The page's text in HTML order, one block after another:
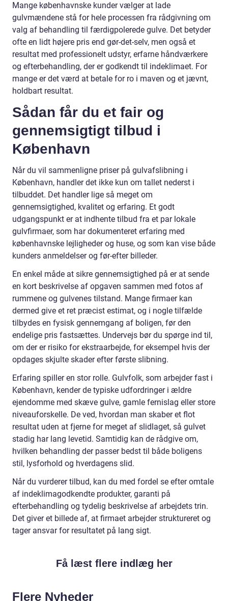
Mange københavnske kunder vælger at lade
gulvmændene stå for hele processen fra rådgivning om
valg af behandling til færdigpolerede gulve. Det betyder
ofte en lidt højere pris end gør-det-selv, men også et
resultat med professionelt udstyr, erfarne håndværkere
og efterbehandling, der er godkendt til indeklimaet. For
mange er det værd at betale for ro i maven og et jævnt,
holdbart resultat.
Sådan får du et fair og
gennemsigtigt tilbud i
København
Når du vil sammenligne priser på gulvafslibning i
København, handler det ikke kun om tallet nederst i
tilbuddet. Det handler lige så meget om
gennemsigtighed, kvalitet og erfaring. Et godt
udgangspunkt er at indhente tilbud fra et par lokale
gulvfirmaer, som har dokumenteret erfaring med
københavnske lejligheder og huse, og som kan vise både
kunders anmeldelser og før-efter billeder.
En enkel måde at sikre gennemsigtighed på er at sende
en kort beskrivelse af opgaven sammen med fotos af
rummene og gulvenes tilstand. Mange firmaer kan
dermed give et ret præcist estimat, og i nogle tilfælde
tilbydes en fysisk gennemgang af boligen, før den
endelige pris fastsættes. Undervejs bør du spørge ind til,
om der er risiko for ekstraarbejde, for eksempel hvis der
opdages skjulte skader efter første slibning.
Erfaring spiller en stor rolle. Gulvfolk, som arbejder fast i
København, kender de typiske udfordringer i ældre
ejendomme med skæve gulve, gamle fernislag eller store
niveauforskelle. De ved, hvordan man skaber et flot
resultat uden at fjerne for meget af slidlaget, så gulvet
stadig har lang levetid. Samtidig kan de rådgive om,
hvilken behandling der passer bedst til både boligens
stil, lysforhold og hverdagens slid.
Når du vurderer tilbud, kan du med fordel se efter omtale
af indeklimagodkendte produkter, garanti på
efterbehandling og tydelig beskrivelse af arbejdets trin.
Det giver et billede af, at firmaet arbejder struktureret og
tager ansvar for resultatet på lang sigt.
Få læst flere indlæg her
Flere Nyheder